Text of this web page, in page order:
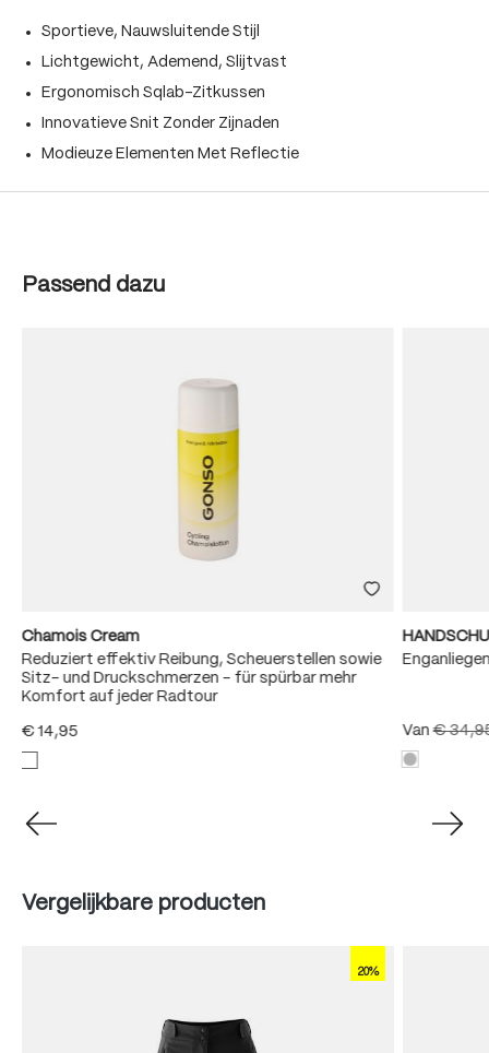
Sportieve, Nauwsluitende Stijl
Lichtgewicht, Ademend, Slijtvast
Ergonomisch Sqlab-Zitkussen
Innovatieve Snit Zonder Zijnaden
Modieuze Elementen Met Reflectie
Produktgalerie überspringen
Passend dazu
Chamois Cream
Reduziert effektiv Reibung, Scheuerstellen sowie
Sitz- und Druckschmerzen – für spürbar mehr
Komfort auf jeder Radtour
€ 14,95 Van€
Produktgalerie überspringen
Vergelijkbare producten
20%